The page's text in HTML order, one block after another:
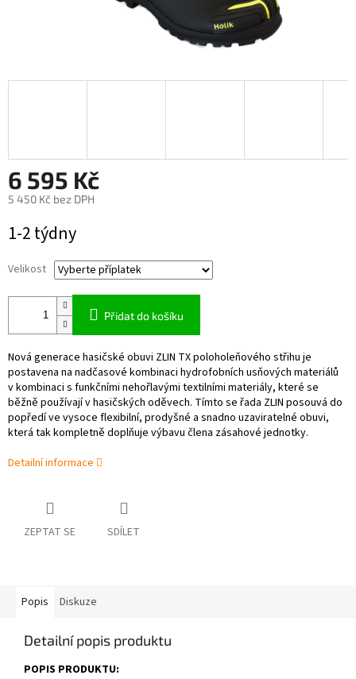
6 595 Kč
5 450 Kč bez DPH
cena:
1-2 týdny
Velikost
Přidat do košíku
Nová generace hasičské obuvi ZLIN TX poloholeňového střihu je
postavena na nadčasové kombinaci hydrofobních usňových materiálů
v kombinaci s funkčními nehořlavými textilními materiály, které se
běžně používají v hasičských oděvech. Tímto se řada ZLIN posouvá do
popředí ve vysoce flexibilní, prodyšné a snadno uzaviratelné obuvi,
která tak kompletně doplňuje výbavu člena zásahové jednotky.
Detailní informace
ZEPTAT SE SDÍLET
Popis Diskuze
Detailní popis produktu
POPIS PRODUKTU: